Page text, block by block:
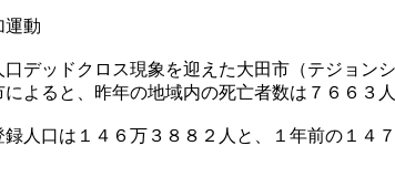
動
デッドクロス現象を迎えた大田市（テジョン
よると、昨年の地域内の死亡者数は７６６３
人口は１４６万３８８２人と、１年前の１